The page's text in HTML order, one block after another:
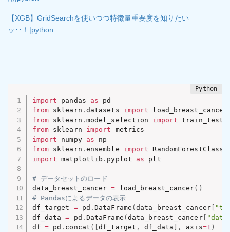
【XGB】GridSearchを使いつつ特徴量重要度を知りたい
ッ‥！|python
import pandas as
from sklearn . datasets import
from sklearn . model_selection import
from sklearn import
import numpy as
from sklearn . ensemble import
import matplotlib . pyplot as plt
# データセットのロード
data_breast_cancer = load_breast_cancer( )
# Pandasによるデータの表示
df_target = pd .DataFrame (data_breast_cancer[
df_data = pd . DataFrame ( data_breast_cancer[
df = pd . concat ( [df_target , df_data , axis=1 )